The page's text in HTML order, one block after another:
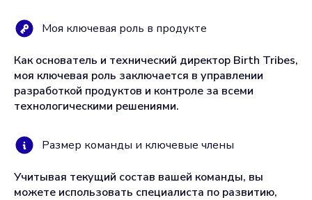
Моя ключевая роль в продукте
Как основатель и технический директор Birth Tribes,
моя ключевая роль заключается в управлении
разработкой продуктов и контроле за всеми
технологическими решениями.
Размер команды и ключевые члены
Учитывая текущий состав вашей команды, вы
можете использовать специалиста по развитию,